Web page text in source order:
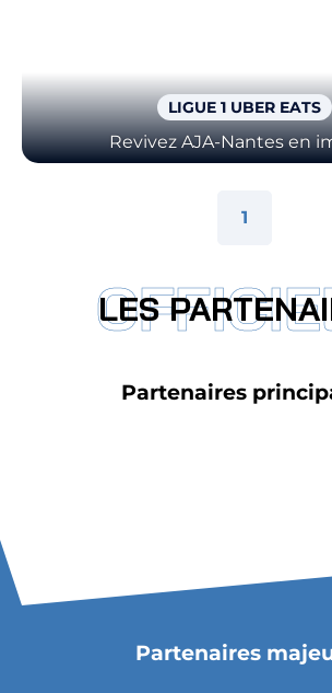
LIGUE 1 UBER EATS
Revivez AJA-Nantes en
Pagination des
Page
1
LES
Partenaires
Partenaires